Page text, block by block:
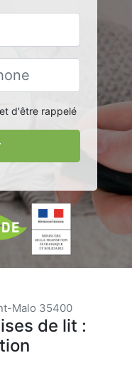
d'être rappelé
Malo 35400
de lit :